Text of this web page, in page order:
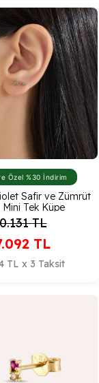
Özel %30 İndirim
Safir ve Zümrüt
Mini Tek Küpe
TL
TL
TL x 3 Taksit